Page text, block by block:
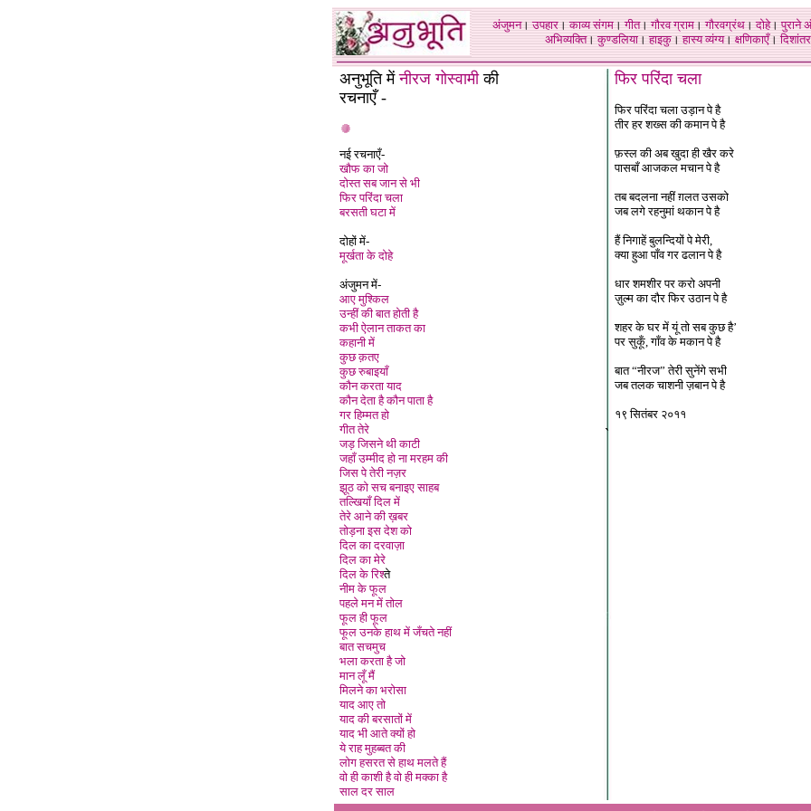
अंजुमन।उपहार।काव्य संगम।गीत।गौरव ग्राम।गौरवग्रंथ।दोहे।पुराने
अभिव्यक्ति।कुण्डलिया।हाइकु।हास्य व्यंग्य।क्षणिकाएँ।दिशांतर
अनुभूति मेंनीरज गोस्वामीकी
रचनाएँ -
नई रचनाएँ-
खौफ का जो
दोस्त सब जान से भी
फिर परिंदा चला
बरसती घटा में
दोहों में-
मूर्खता के दोहे
अंजुमन में-
आए मुश्किल
उन्हीं की बात होती है
कभी ऐलान ताकत का
कहानी में
कुछ क़तए
कुछ रुबाइयाँ
कौन करता याद
कौन देता है कौन पाता है
गर हिम्मत हो
गीत तेरे
जड़ जिसने थी काटी
जहाँ उम्मीद हो ना मरहम की
जिस पे तेरी नज़र
झूठ को सच बनाइए साहब
तल्खियाँ दिल मे
तेरे आने की ख़बर
तोड़ना इस देश को
दिल का दरवाज़ा
दिल का मेरे
दिल के रिश्ते
नीम के फूल
पहले मन में तोल
फूल ही फूल
फूल उनके हाथ में जँचते नही
बात सचमुच
भला करता है जो
मान लूँ मै
मिलने का भरोसा
याद आए तो
याद की बरसातों में
याद भी आते क्यों हो
ये राह मुहब्बत की
लोग हसरत से हाथ मलते हैं
वो ही काशी है वो ही मक्का है
साल दर साल
`
फिर परिंदा चला
फिर परिंदा चला उड़ान पे है
तीर हर शख्स की कमान पे है
फ़स्ल की अब खुदा ही खैर करे
पासबाँ आजकल मचान पे है
तब बदलना नहीं ग़लत उसको
जब लगे रहनुमां थकान पे है
हैं निगाहें बुलन्दियों पे मेरी,
क्या हुआ पाँव गर ढलान पे है
धार शमशीर पर करो अपनी
ज़ुल्म का दौर फिर उठान पे है
शहर के घर में यूं तो सब कुछ है’
पर सुकूँ, गाँव के मकान पे है
बात “नीरज” तेरी सुनेंगे सभी
जब तलक चाशनी ज़बान पे है
१९ सितंबर २०११